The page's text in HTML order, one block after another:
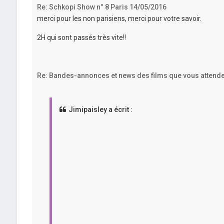
Re: Schkopi Show n° 8 Paris 14/05/2016
merci pour les non parisiens, merci pour votre savoir.
2H qui sont passés très vite!!
Re: Bandes-annonces et news des films que vous
Jimipaisley a écrit :